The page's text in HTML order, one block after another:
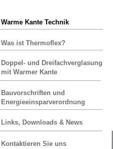
Warme Kante Technik
Was ist Thermoflex?
Doppel- und Dreifachverglasung
mit Warmer Kante
Bauvorschriften und
Energieeinsparverordnung
Links, Downloads & News
Kontaktieren Sie uns